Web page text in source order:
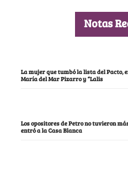
Notas
La mujer que tumbó la lista del Pacto,
María del Mar Pizarro y “Lalis
Los opositores de Petro no tuvieron
entró a la Casa Blanca